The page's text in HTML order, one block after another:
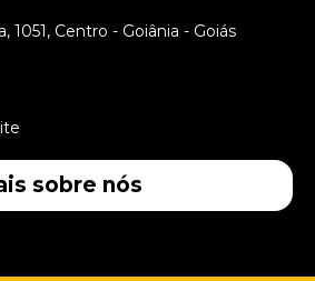
1051, Centro - Goiânia - Goiás
sobre nós